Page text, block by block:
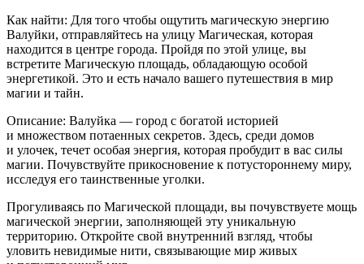
Как найти: Для того чтобы ощутить магическую энергию
Валуйки, отправляйтесь на улицу Магическая, которая
находится в центре города. Пройдя по этой улице, вы
встретите Магическую площадь, обладающую особой
энергетикой. Это и есть начало вашего путешествия в мир
магии и тайн.
Описание: Валуйка — город с богатой историей
и множеством потаенных секретов. Здесь, среди домов
и улочек, течет особая энергия, которая пробудит в вас силы
магии. Почувствуйте прикосновение к потустороннему миру,
исследуя его таинственные уголки.
Прогуливаясь по Магической площади, вы почувствуете мощь
магической энергии, заполняющей эту уникальную
территорию. Откройте свой внутренний взгляд, чтобы
уловить невидимые нити, связывающие мир живых